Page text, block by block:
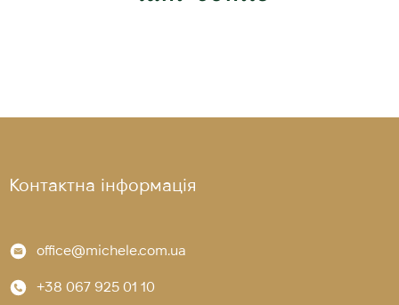
Контактна інформація
office@michele.com.ua
+38 067 925 01 10